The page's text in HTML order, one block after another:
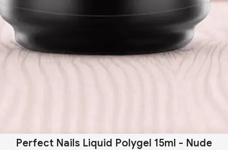
Perfect Nails Liquid Polygel 15ml - Nude